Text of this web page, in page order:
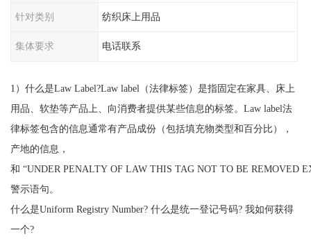
针对类别 纺织床上用品
集体要求 电话联系
1）什么是Law Label?Law label（法律标签）是指固定在家具、床上
用品、软垫等产品上、向消费者提供某些信息的标签。Law label法
律标签包含的信息通常有产品成份（包括填充物类型和百分比），
产地的信息，
和 “UNDER PENALTY OF LAW THIS TAG NOT TO BE REMOVED
警示语句。
什么是Uniform Registry Number? 什么是统一登记号码? 我如何获得
一个?